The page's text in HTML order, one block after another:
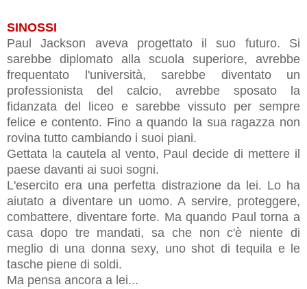
SINOSSI
Paul Jackson aveva progettato il suo futuro. Si
sarebbe diplomato alla scuola superiore, avrebbe
frequentato l'università, sarebbe diventato un
professionista del calcio, avrebbe sposato la
fidanzata del liceo e sarebbe vissuto per sempre
felice e contento. Fino a quando la sua ragazza non
rovina tutto cambiando i suoi piani.
Gettata la cautela al vento, Paul decide di mettere il
paese davanti ai suoi sogni.
L'esercito era una perfetta distrazione da lei. Lo ha
aiutato a diventare un uomo. A servire, proteggere,
combattere, diventare forte. Ma quando Paul torna a
casa dopo tre mandati, sa che non c'è niente di
meglio di una donna sexy, uno shot di tequila e le
tasche piene di soldi.
Ma pensa ancora a lei...